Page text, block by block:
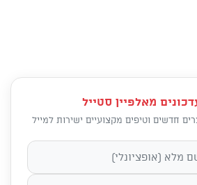
מאלפיין סטייל
חדשים וטיפים מקצועיים ישירות למייל